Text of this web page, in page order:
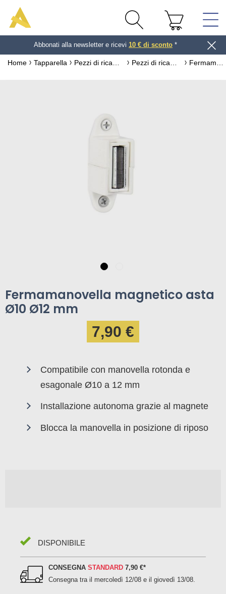
Abbonati alla newsletter e ricevi 10 € di sconto *
Home Tapparella
Fermamanovella magnetico asta
Ø10 Ø12 mm
7,90 €
Compatibile con manovella rotonda e
esagonale Ø10 a 12 mm
Installazione autonoma grazie al magnete
Blocca la manovella in posizione di riposo
DISPONIBILE
CONSEGNASTANDARD 7,90 €*
Consegna tra il mercoledì 12/08 e il giovedì 13/08.